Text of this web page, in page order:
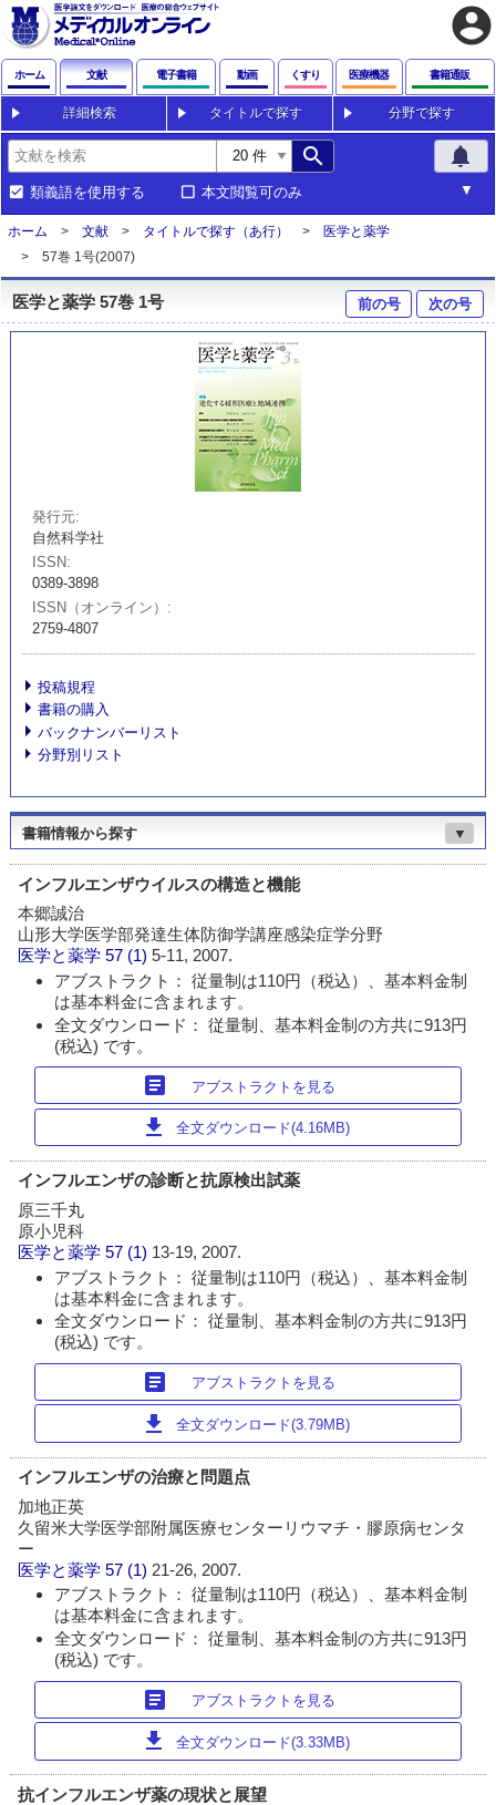
account_circle
ホーム 文献 電子書籍 動画 くすり 医療機器 書籍通販
詳細検索 タイトルで探す 分野で探す
search notifications
類義語を使用する 本文閲覧可のみ
ホーム 文献 タイトルで探す（あ行）
医学と薬学
57巻 1号(2007)
医学と薬学 57巻 1号 前の号 次の号
発行元
自然科学社
ISSN
0389-3898
ISSN（オンライン）
2759-4807
投稿規程
書籍の購入
バックナンバーリスト
分野別リスト
書籍情報から探す ▼
インフルエンザウイルスの構造と機能
本郷誠治
山形大学医学部発達生体防御学講座感染症学分野
医学と薬学 57 (1)5-11, 2007.
アブストラクト： 従量制は110円（税込）、基本料金制
は基本料金に含まれます。
全文ダウンロード： 従量制、基本料金制の方共に913円
(税込) です。
article アブストラクトを見る
download 全文ダウンロード(4.16MB)
インフルエンザの診断と抗原検出試薬
原三千丸
原小児科
医学と薬学 57 (1) 13-19, 2007.
アブストラクト： 従量制は110円（税込）、基本料金制
は基本料金に含まれます。
全文ダウンロード： 従量制、基本料金制の方共に913円
(税込) です。
article アブストラクトを見る
download 全文ダウンロード(3.79MB)
インフルエンザの治療と問題点
加地正英
久留米大学医学部附属医療センターリウマチ・膠原病センタ
ー
医学と薬学 57 (1) 21-26, 2007.
アブストラクト： 従量制は110円（税込）、基本料金制
は基本料金に含まれます。
全文ダウンロード： 従量制、基本料金制の方共に913円
(税込) です。
article アブストラクトを見る
download 全文ダウンロード(3.33MB)
抗インフルエンザ薬の現状と展望